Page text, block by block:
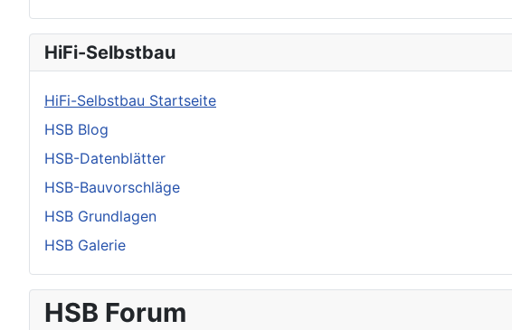
HiFi-Selbstbau
HiFi-Selbstbau Startseite
HSB Blog
HSB-Datenblätter
HSB-Bauvorschläge
HSB Grundlagen
HSB Galerie
HSB Forum